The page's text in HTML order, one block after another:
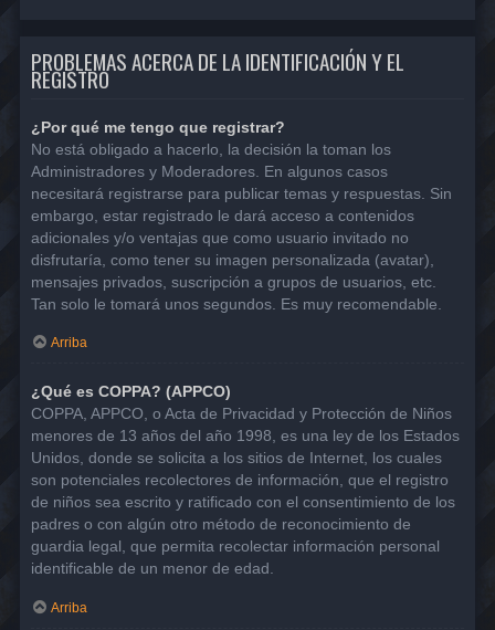
PROBLEMAS ACERCA DE LA IDENTIFICACIÓN Y EL
REGISTRO
¿Por qué me tengo que registrar?
No está obligado a hacerlo, la decisión la toman los
Administradores y Moderadores. En algunos casos
necesitará registrarse para publicar temas y respuestas. Sin
embargo, estar registrado le dará acceso a contenidos
adicionales y/o ventajas que como usuario invitado no
disfrutaría, como tener su imagen personalizada (avatar),
mensajes privados, suscripción a grupos de usuarios, etc.
Tan solo le tomará unos segundos. Es muy recomendable.
Arriba
¿Qué es COPPA? (APPCO)
COPPA, APPCO, o Acta de Privacidad y Protección de Niños
menores de 13 años del año 1998, es una ley de los Estados
Unidos, donde se solicita a los sitios de Internet, los cuales
son potenciales recolectores de información, que el registro
de niños sea escrito y ratificado con el consentimiento de los
padres o con algún otro método de reconocimiento de
guardia legal, que permita recolectar información personal
identificable de un menor de edad.
Arriba